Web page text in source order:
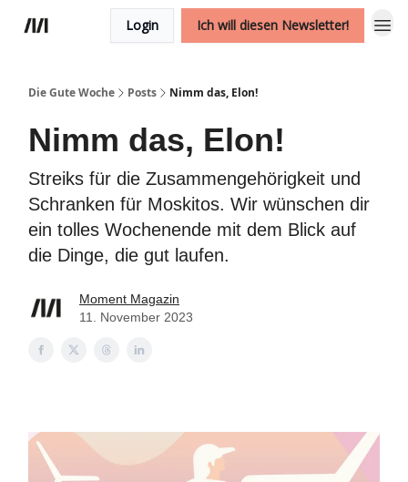
Login Ich will diesen Newsletter!
Die Gute Woche Posts Nimm das, Elon!
Nimm das, Elon!
Streiks für die Zusammengehörigkeit und
Schranken für Moskitos. Wir wünschen dir
ein tolles Wochenende mit dem Blick auf
die Dinge, die gut laufen.
Moment Magazin
11. November 2023